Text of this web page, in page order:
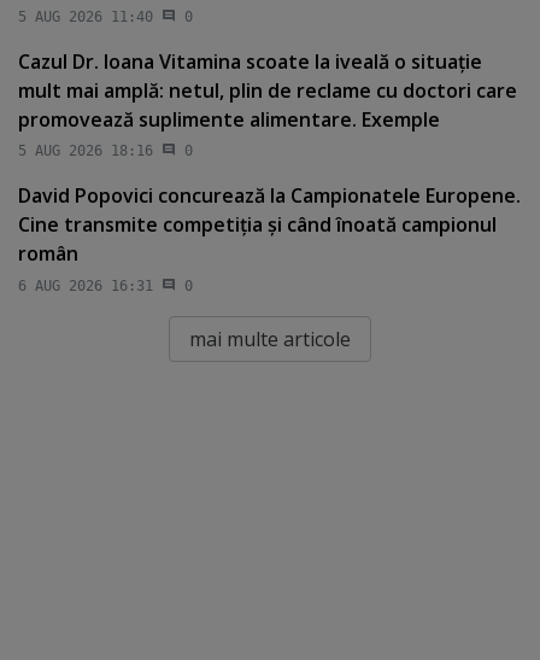
5 AUG 2026 11:40 0
Cazul Dr. Ioana Vitamina scoate la iveală o situaţie
mult mai amplă: netul, plin de reclame cu doctori care
promovează suplimente alimentare. Exemple
5 AUG 2026 18:16 0
David Popovici concurează la Campionatele Europene.
Cine transmite competiţia şi când înoată campionul
român
6 AUG 2026 16:31 0
mai multe articole